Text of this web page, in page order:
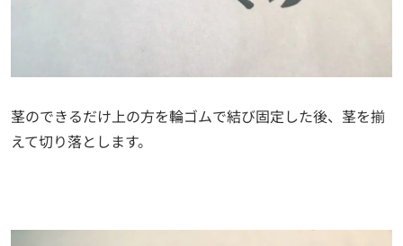
茎のできるだけ上の方を輪ゴムで結び固定した後、茎を揃
えて切り落とします。